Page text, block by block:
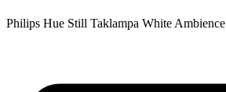
Philips Hue Still Taklampa White Ambience